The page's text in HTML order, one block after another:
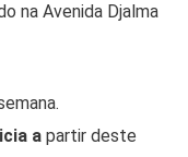
na Avenida Djalma
a partir deste